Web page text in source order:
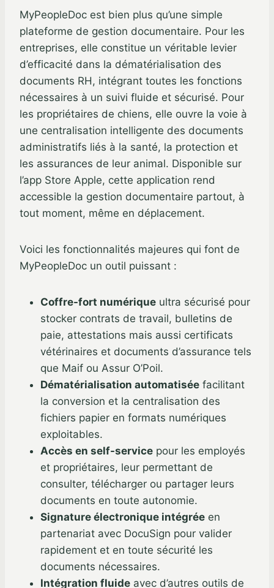
MyPeopleDoc est bien plus qu’une simple
plateforme de gestion documentaire. Pour les
entreprises, elle constitue un véritable levier
d’efficacité dans la dématérialisation des
documents RH, intégrant toutes les fonctions
nécessaires à un suivi fluide et sécurisé. Pour
les propriétaires de chiens, elle ouvre la voie à
une centralisation intelligente des documents
administratifs liés à la santé, la protection et
les assurances de leur animal. Disponible sur
l’app Store Apple, cette application rend
accessible la gestion documentaire partout, à
tout moment, même en déplacement.
Voici les fonctionnalités majeures qui font de
MyPeopleDoc un outil puissant :
Coffre-fort numérique ultra sécurisé pour
stocker contrats de travail, bulletins de
paie, attestations mais aussi certificats
vétérinaires et documents d’assurance tels
que Maif ou Assur O’Poil.
Dématérialisation automatisée facilitant
la conversion et la centralisation des
fichiers papier en formats numériques
exploitables.
Accès en self-service pour les employés
et propriétaires, leur permettant de
consulter, télécharger ou partager leurs
documents en toute autonomie.
Signature électronique intégrée en
partenariat avec DocuSign pour valider
rapidement et en toute sécurité les
documents nécessaires.
Intégration fluide avec d’autres outils de